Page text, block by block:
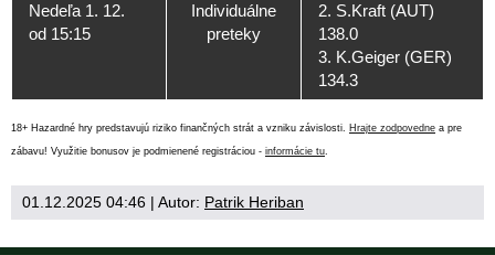
Nedeľa 1. 12.
od 15:15
Individuálne
preteky
2. S.Kraft (AUT)
138.0
3. K.Geiger (GER)
134.3
18+ Hazardné hry predstavujú riziko finančných strát a vzniku závislosti. Hrajte zodpovedne a pre
zábavu! Využitie bonusov je podmienené registráciou - informácie tu.
01.12.2025 04:46 | Autor: Patrik Heriban